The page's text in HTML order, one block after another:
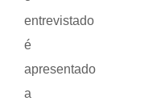
entrevistado
é
apresentado
a